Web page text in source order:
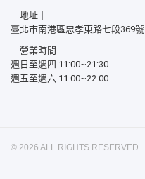
｜地址｜
臺北市南港區忠孝東路七段369號
｜營業時間｜
週日至週四 11:00~21:30
週五至週六 11:00~22:00
© 2026 ALL RIGHTS RESERVED.